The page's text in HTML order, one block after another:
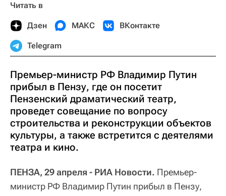
Читать в
Дзен МАКС ВКонтакте
Telegram
Премьер-министр РФ Владимир Путин
прибыл в Пензу, где он посетит
Пензенский драматический театр,
проведет совещание по вопросу
строительства и реконструкции объектов
культуры, а также встретится с деятелями
театра и кино.
ПЕНЗА, 29 апреля - РИА Новости. Премьер-
министр РФ Владимир Путин прибыл в Пензу,